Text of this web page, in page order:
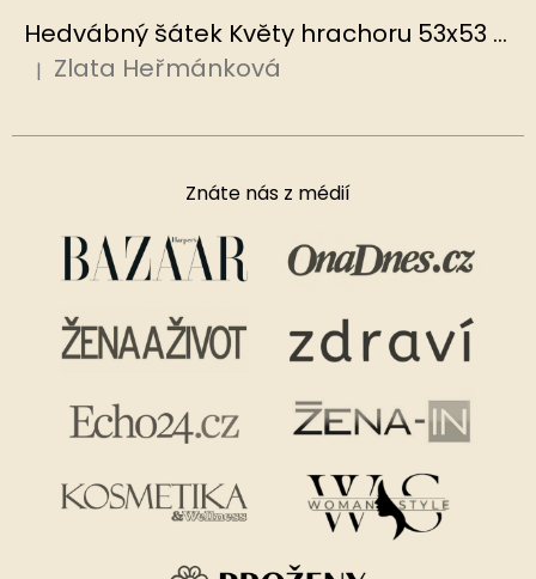
Hedvábný šátek Květy hrachoru 53x53 cm v dárkovém balení, HEDVÁBNÝ SVĚT
Hodnocení produktu je 5 z 5 hvězdiček.
| Zlata Heřmánková
Znáte nás z médií